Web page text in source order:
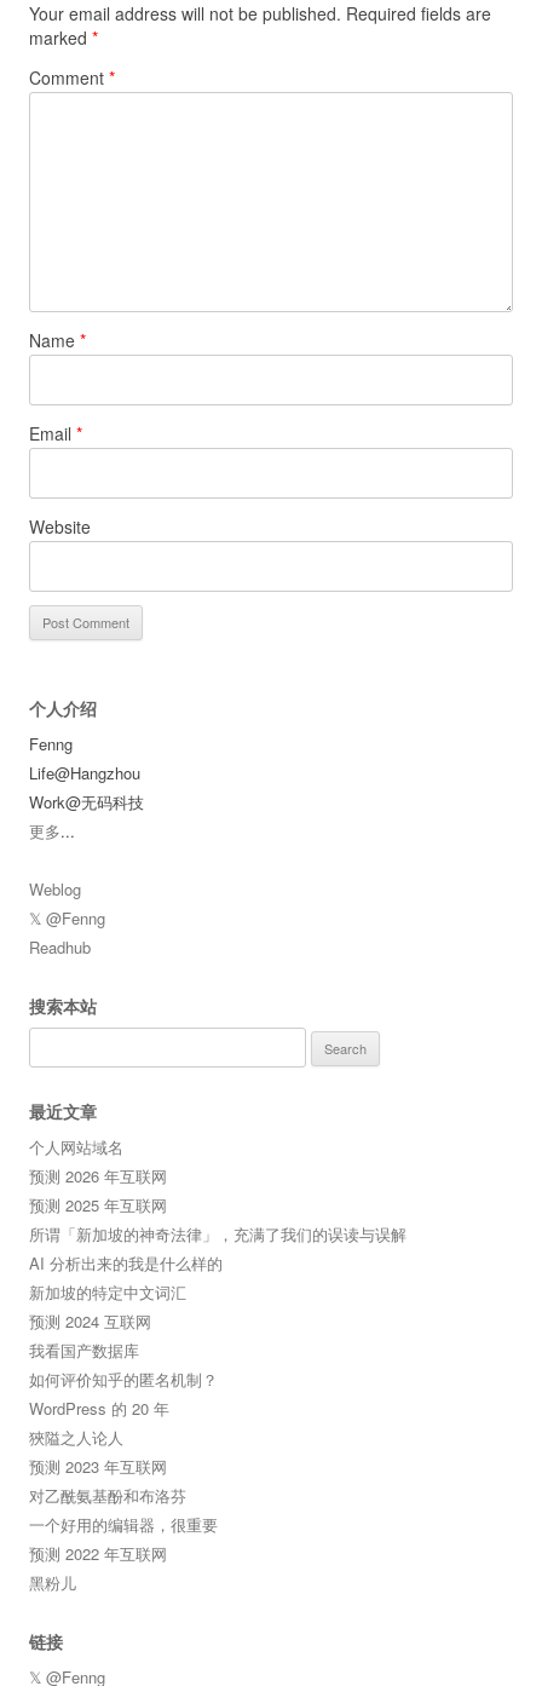
Your email address will not be published. Required fields are
marked *
Comment *
Name *
Email *
Website
个人介绍
Fenng
Life@Hangzhou
Work@无码科技
更多...
Weblog
𝕏 @Fenng
Readhub
搜索本站
for:
最近文章
个人网站域名
预测 2026 年互联网
预测 2025 年互联网
所谓「新加坡的神奇法律」，充满了我们的误读与误解
AI 分析出来的我是什么样的
新加坡的特定中文词汇
预测 2024 互联网
我看国产数据库
如何评价知乎的匿名机制？
WordPress 的 20 年
狹隘之人论人
预测 2023 年互联网
对乙酰氨基酚和布洛芬
一个好用的编辑器，很重要
预测 2022 年互联网
黑粉儿
链接
𝕏 @Fenng